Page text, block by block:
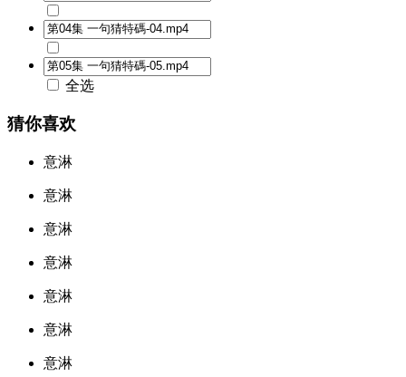
全选
猜你喜欢
意淋
意淋
意淋
意淋
意淋
意淋
意淋